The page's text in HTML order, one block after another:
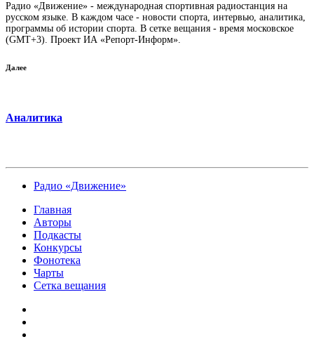
Радио «Движение» - международная спортивная радиостанция на
русском языке. В каждом часе - новости спорта, интервью, аналитика,
программы об истории спорта. В сетке вещания - время московское
(GMT+3). Проект ИА «Репорт-Информ».
Далее
Аналитика
Радио «Движение»
Главная
Авторы
Подкасты
Конкурсы
Фонотека
Чарты
Сетка вещания